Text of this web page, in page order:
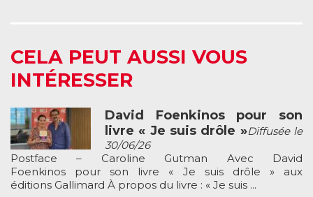
CELA PEUT AUSSI VOUS
INTÉRESSER
David Foenkinos pour son
livre « Je suis drôle »Diffusée le
30/06/26
Postface – Caroline Gutman Avec David
Foenkinos pour son livre « Je suis drôle » aux
éditions Gallimard À propos du livre : « Je suis ...